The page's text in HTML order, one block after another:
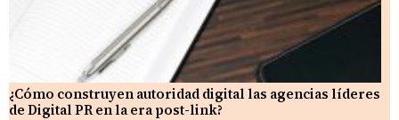
¿Cómo construyen autoridad digital las agencias líderes
de Digital PR en la era post-link?